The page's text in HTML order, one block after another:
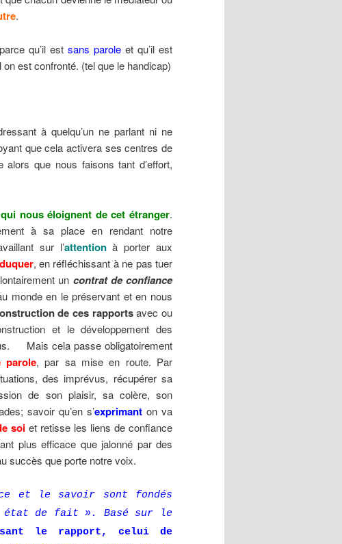
.
parce qu’il est sans parole et qu’il est
on est confronté. (tel que le handicap)
à quelqu’un ne parlant ni ne
que cela activera ses centres de
que nous faisons tant d’effort,
nous éloignent de cet étranger.
à sa place en rendant notre
sur l’attentionà porter aux
, en réfléchissant à ne pas tuer
un contrat de confiance
monde en le préservant et en nous
de ces rapportsavec ou
et le développement des
Mais cela passe obligatoirement
, par sa mise en route. Par
des imprévus, récupérer sa
de son plaisir, sa colère, son
savoir qu’en s’exprimant on va
soi et retisse les liens de confiance
plus efficace que jalonné par des
succès que porte notre voix.
et le savoir sont fondés
état de fait ». Basé sur le
le rapport, celui de